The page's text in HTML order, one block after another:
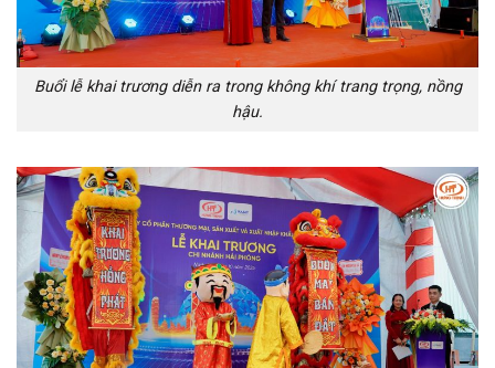
Buổi lễ khai trương diễn ra trong không khí trang trọng, nồng
hậu.